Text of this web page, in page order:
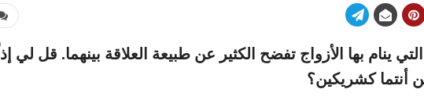
ينام بها الأزواج تفضح الكثير عن طبيعة العلاقة بينهما. قل لي إذاً
أنتما كشريكين؟